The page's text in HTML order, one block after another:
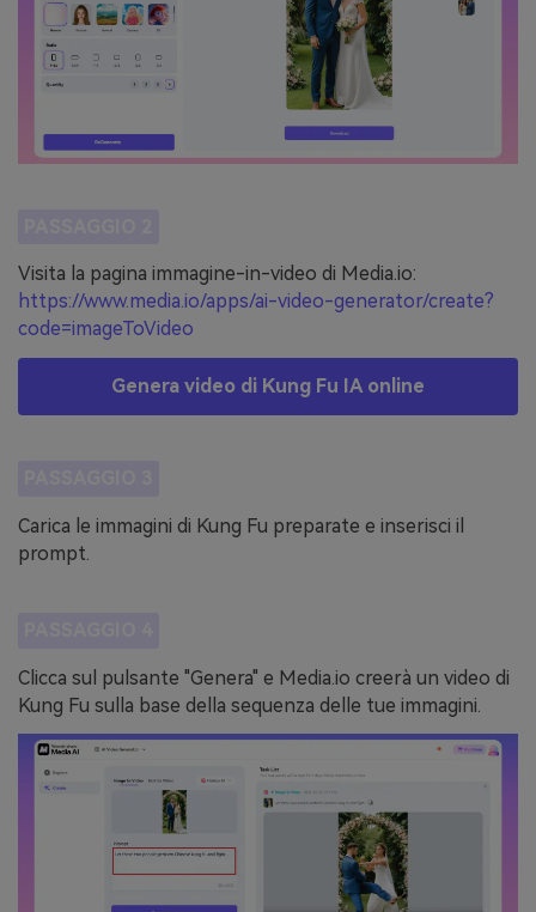
Visita la pagina immagine-in-video di Media.io:
https://www.media.io/apps/ai-video-generator/create?
code=imageToVideo
Genera video di Kung Fu IA online
Carica le immagini di Kung Fu preparate e inserisci il
prompt.
Clicca sul pulsante "Genera" e Media.io creerà un video di
Kung Fu sulla base della sequenza delle tue immagini.